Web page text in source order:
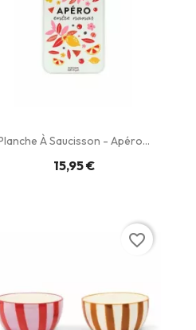
À Saucisson - Apéro...
15,95 €
favorite_border